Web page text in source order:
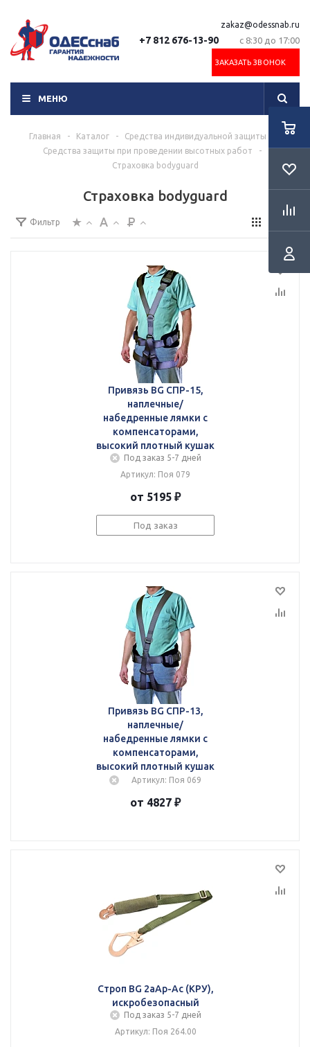
+7 812 676-13-90
zakaz@odessnab.ru
с 8:30 до 17:00
ЗАКАЗАТЬ ЗВОНОК
МЕНЮ
Главная - Каталог - Средства индивидуальной защиты
Средства защиты при проведении высотных работ
-
Страховка bodyguard
Страховка bodyguard
Фильтр
Привязь BG СПР-15,
наплечные/
набедренные лямки с
компенсаторами,
высокий плотный кушак
Под заказ 5-7 дней
Артикул: Поя 079
от 5195 ₽
Под заказ
Привязь BG СПР-13,
наплечные/
набедренные лямки с
компенсаторами,
высокий плотный кушак
Артикул: Поя 069
от 4827 ₽
Строп BG 2аАр-Ас (КРУ),
искробезопасный
Под заказ 5-7 дней
Артикул: Поя 264.00